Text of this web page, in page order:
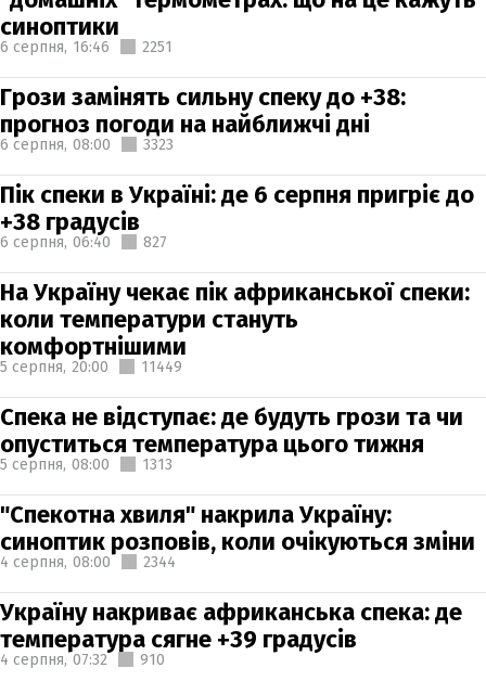
синоптики
6 серпня, 16:46 2251
Грози замінять сильну спеку до +38:
прогноз погоди на найближчі дні
6 серпня, 08:00 3323
Пік спеки в Україні: де 6 серпня пригріє до
+38 градусів
6 серпня, 06:40 827
На Україну чекає пік африканської спеки:
коли температури стануть
комфортнішими
5 серпня, 20:00 11449
Спека не відступає: де будуть грози та чи
опуститься температура цього тижня
5 серпня, 08:00 1313
"Спекотна хвиля" накрила Україну:
синоптик розповів, коли очікуються зміни
4 серпня, 08:00 2344
Україну накриває африканська спека: де
температура сягне +39 градусів
4 серпня, 07:32 910